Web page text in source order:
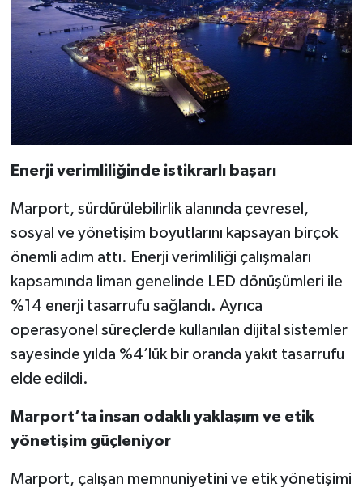
Enerji verimliliğinde istikrarlı başarı
Marport, sürdürülebilirlik alanında çevresel,
sosyal ve yönetişim boyutlarını kapsayan birçok
önemli adım attı. Enerji verimliliği çalışmaları
kapsamında liman genelinde LED dönüşümleri ile
%14 enerji tasarrufu sağlandı. Ayrıca
operasyonel süreçlerde kullanılan dijital sistemler
sayesinde yılda %4’lük bir oranda yakıt tasarrufu
elde edildi.
Marport’ta insan odaklı yaklaşım ve etik
yönetişim güçleniyor
Marport, çalışan memnuniyetini ve etik yönetişimi